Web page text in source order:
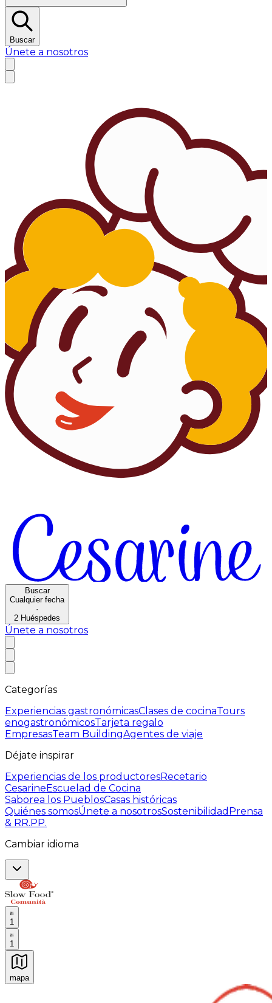
Buscar
Únete a nosotros
Buscar
Cualquier fecha
·
2 Huéspedes
Únete a nosotros
Categorías
Experiencias gastronómicasClases de cocinaTours
enogastronómicosTarjeta regalo
EmpresasTeam BuildingAgentes de viaje
Déjate inspirar
Experiencias de los productoresRecetario
CesarineEscuelad de Cocina
Saborea los PueblosCasas históricas
Quiénes somosÚnete a nosotrosSostenibilidad Prensa
& RR.PP.
Cambiar idioma
1
1
mapa
Experiencias culinarias inolvidables: Experiencias